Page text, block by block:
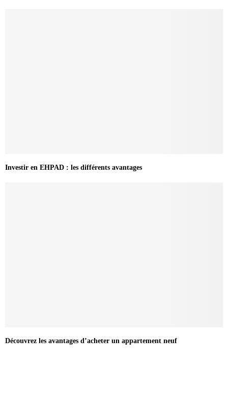
Investir en EHPAD : les différents avantages
Découvrez les avantages d’acheter un appartement neuf